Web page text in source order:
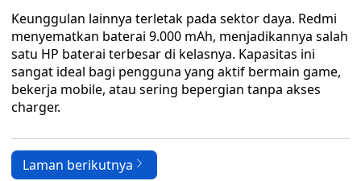
Keunggulan lainnya terletak pada sektor daya. Redmi
menyematkan baterai 9.000 mAh, menjadikannya salah
satu HP baterai terbesar di kelasnya. Kapasitas ini
sangat ideal bagi pengguna yang aktif bermain game,
bekerja mobile, atau sering bepergian tanpa akses
charger.
Laman berikutnya